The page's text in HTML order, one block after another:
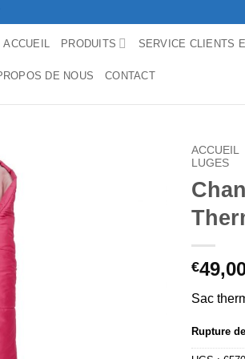
ACCUEIL PRODUITS SERVICE CLIENTS
DE NOUS CONTACT
ACCUEIL
LUGES
€
Sac
Rupture